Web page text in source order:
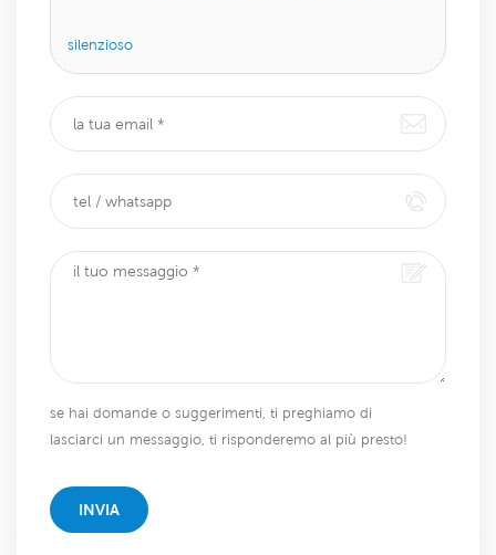
silenzioso
se hai domande o suggerimenti, ti preghiamo di
lasciarci un messaggio, ti risponderemo al più presto!
INVIA